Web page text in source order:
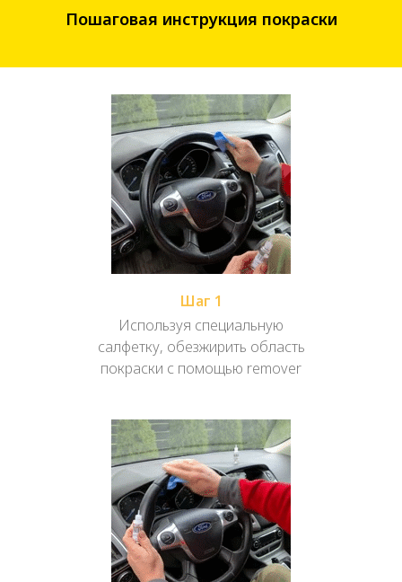
Пошаговая инструкция покраски
Шаг 1
Используя специальную
салфетку, обезжирить область
покраски с помощью remover